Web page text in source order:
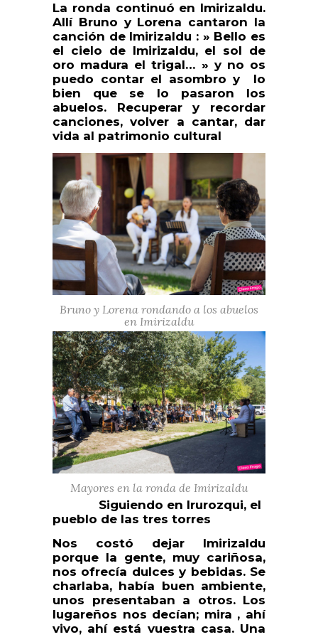
La ronda continuó en Imirizaldu.
Allí Bruno y Lorena cantaron la
canción de Imirizaldu : » Bello es
el cielo de Imirizaldu, el sol de
oro madura el trigal… » y no os
puedo contar el asombro y lo
bien que se lo pasaron los
abuelos. Recuperar y recordar
canciones, volver a cantar, dar
vida al patrimonio cultural
Bruno y Lorena rondando a los abuelos
en Imirizaldu
Mayores en la ronda de Imirizaldu
Siguiendo en Irurozqui, el
pueblo de las tres torres
Nos costó dejar Imirizaldu
porque la gente, muy cariñosa,
nos ofrecía dulces y bebidas. Se
charlaba, había buen ambiente,
unos presentaban a otros. Los
lugareños nos decían; mira , ahí
vivo, ahí está vuestra casa. Una